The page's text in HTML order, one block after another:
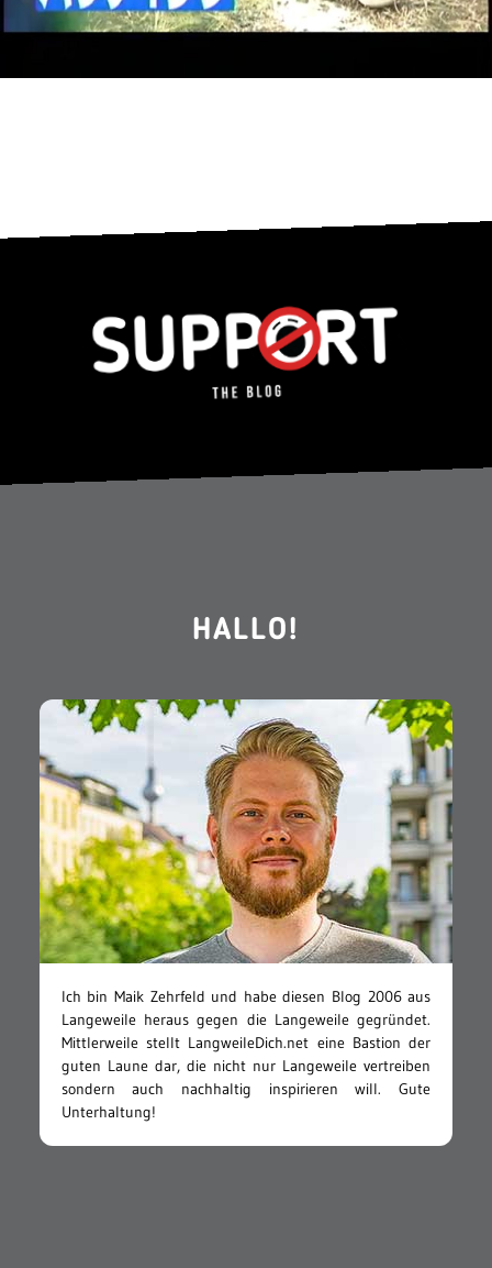
HALLO!
Ich bin Maik Zehrfeld und habe diesen Blog 2006 aus
Langeweile heraus gegen die Langeweile gegründet.
Mittlerweile stellt LangweileDich.net eine Bastion der
guten Laune dar, die nicht nur Langeweile vertreiben
sondern auch nachhaltig inspirieren will. Gute
Unterhaltung!